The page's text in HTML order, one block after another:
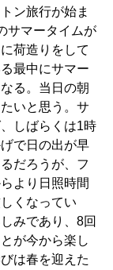
ン旅行が始ま
サマータイムが
荷造りをして
最中にサマー
る。当日の朝
いと思う。サ
しばらくは1時
で日の出が早
だろうが、フ
より日照時間
くなってい
みであり、8回
が今から楽し
は春を迎えた